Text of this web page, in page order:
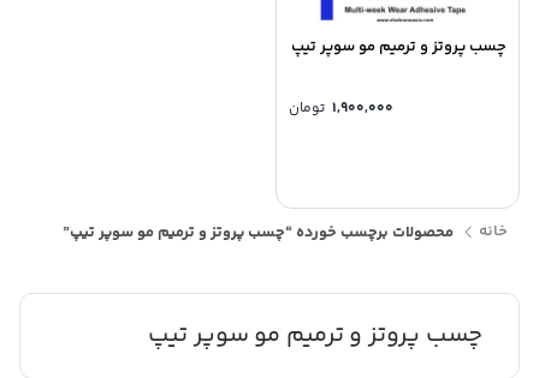
چسب پروتز و ترمیم مو سوپر تیپ
1,900,000 تومان
خانه محصولات برچسب خورده “چسب پروتز و ترمیم مو سوپر تیپ”
چسب پروتز و ترمیم مو سوپر تیپ